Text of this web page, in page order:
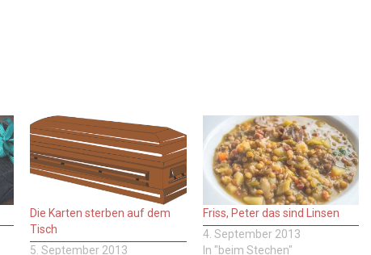
Die Karten sterben auf dem
Tisch
5. September 2013
Friss, Peter das sind Linsen
4. September 2013
In "beim Stechen"